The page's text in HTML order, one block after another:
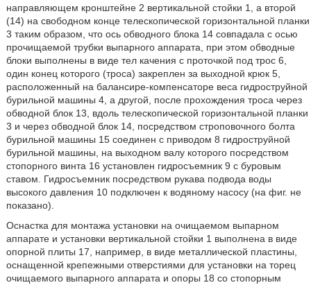
направляющем кронштейне 2 вертикальной стойки 1, а второй
(14) на свободном конце телескопической горизонтальной планки
3 таким образом, что ось обводного блока 14 совпадала с осью
прочищаемой трубки выпарного аппарата, при этом обводные
блоки выполнены в виде тел качения с проточкой под трос 6,
один конец которого (троса) закреплен за выходной крюк 5,
расположенный на балансире-компенсаторе веса гидроструйной
бурильной машины 4, а другой, после прохождения троса через
обводной блок 13, вдоль телескопической горизонтальной планки
3 и через обводной блок 14, посредством строповочного болта
бурильной машины 15 соединен с приводом 8 гидроструйной
бурильной машины, на выходном валу которого посредством
стопорного винта 16 установлен гидросъемник 9 с буровым
ставом. Гидросъемник посредством рукава подвода воды
высокого давления 10 подключен к водяному насосу (на фиг. не
показано).
Оснастка для монтажа установки на очищаемом выпарном
аппарате и установки вертикальной стойки 1 выполнена в виде
опорной плиты 17, например, в виде металлической пластины,
оснащенной крепежными отверстиями для установки на торец
очищаемого выпарного аппарата и опоры 18 со стопорным